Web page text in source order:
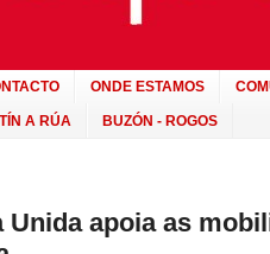
ONDE ESTAMOS
A RÚA BUZÓN - ROGOS
Unida apoia as